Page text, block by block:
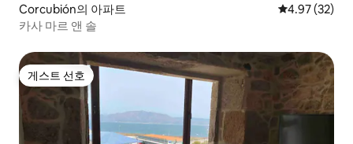
Corcubión의 아파트 평점 4.97점(5
4.97 (32)
카사 마르 앤 솔
게스트 선호
게스트 선호